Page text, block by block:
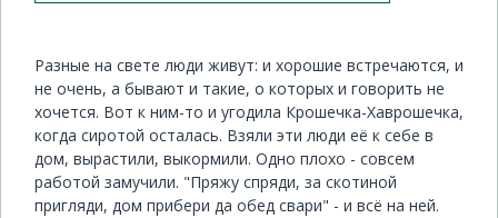
Разные на свете люди живут: и хорошие встречаются, и
не очень, а бывают и такие, о которых и говорить не
хочется. Вот к ним-то и угодила Крошечка-Хаврошечка,
когда сиротой осталась. Взяли эти люди её к себе в
дом, вырастили, выкормили. Одно плохо - совсем
работой замучили. "Пряжу спряди, за скотиной
пригляди, дом прибери да обед свари" - и всё на ней.